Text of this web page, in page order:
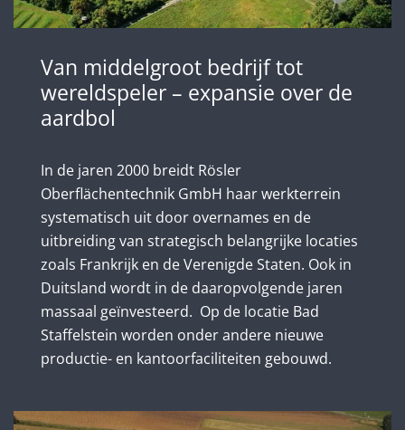
Van middelgroot bedrijf tot
wereldspeler – expansie over de
aardbol
In de jaren 2000 breidt Rösler
Oberflächentechnik GmbH haar werkterrein
systematisch uit door overnames en de
uitbreiding van strategisch belangrijke locaties
zoals Frankrijk en de Verenigde Staten. Ook in
Duitsland wordt in de daaropvolgende jaren
massaal geïnvesteerd. Op de locatie Bad
Staffelstein worden onder andere nieuwe
productie- en kantoorfaciliteiten gebouwd.